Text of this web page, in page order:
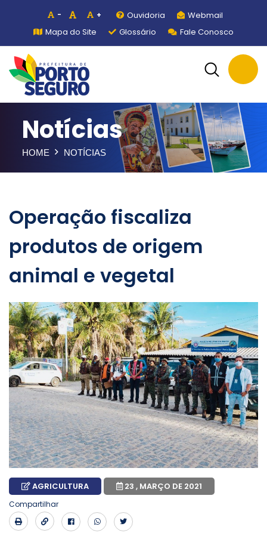
- + Ouvidoria
Webmail
Mapa do Site
Glossário Fale Conosco
Notícias
HOME NOTÍCIAS
Operação fiscaliza
produtos de origem
animal e vegetal
AGRICULTURA 23 , MARÇO DE 2021
Compartilhar